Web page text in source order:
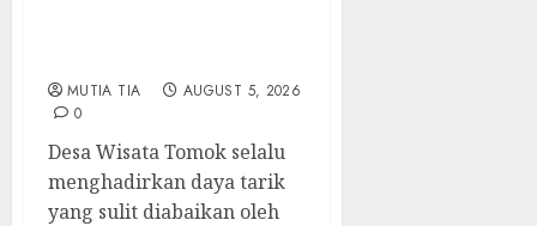
MUTIA TIA
AUGUST 5, 2026
0
Desa Wisata Tomok selalu
menghadirkan daya tarik
yang sulit diabaikan oleh